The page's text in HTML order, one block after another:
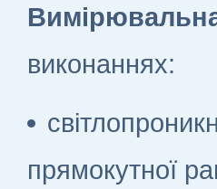
виконаннях:
прямокутної